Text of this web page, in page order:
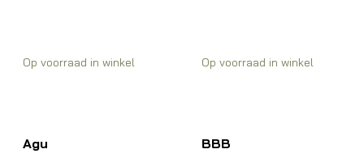
Op voorraad in winkel Op voorraad in winkel
Agu BBB